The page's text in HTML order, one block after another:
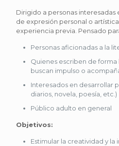
Dirigido a personas interesadas
de expresión personal o
experiencia previa. Pensado
Personas aficionadas a la
Quienes escriben de
buscan impulso o
Interesados en desarrollar
diarios, novela, poesía, etc.)
Público adulto en general
Objetivos:
Estimular la creatividad y